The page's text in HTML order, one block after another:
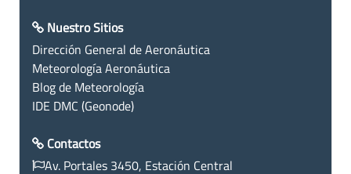
Nuestro Sitios
Dirección General de Aeronáutica
Meteorología Aeronáutica
Blog de Meteorología
IDE DMC (Geonode)
Contactos
Av. Portales 3450, Estación Central